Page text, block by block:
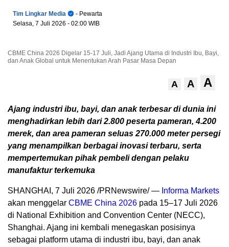
Tim Lingkar Media
- Pewarta
Selasa, 7 Juli 2026 - 02:00 WIB
CBME China 2026 Digelar 15-17 Juli, Jadi Ajang Utama di Industri Ibu, Bayi,
dan Anak Global untuk Menentukan Arah Pasar Masa Depan
A A A
Ajang industri ibu, bayi, dan anak terbesar di dunia ini
menghadirkan lebih dari 2.800 peserta pameran, 4.200
merek, dan area pameran seluas 270.000 meter persegi
yang menampilkan berbagai inovasi terbaru, serta
mempertemukan pihak pembeli dengan pelaku
manufaktur terkemuka
SHANGHAI, 7 Juli 2026 /PRNewswire/ — Informa Markets
akan menggelar CBME China 2026 pada 15–17 Juli 2026
di National Exhibition and Convention Center (NECC),
Shanghai. Ajang ini kembali menegaskan posisinya
sebagai platform utama di industri ibu, bayi, dan anak